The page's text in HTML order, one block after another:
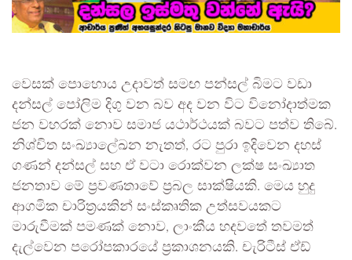
වෙසක් පොහොය උදාවත් සමඟ පන්සල් බිමට වඩා
දන්සල් පෝලිම දිගු වන බව අද වන විට විනෝදාත්මක
ජන වහරක් නොව සමාජ යථාර්ථයක් බවට පත්ව තිබේ.
නිශ්චිත සංඛ්‍යාලේඛන නැතත්, රට පුරා ඉදිවෙන දහස්
ගණන් දන්සල් සහ ඒ වටා රොක්වන ලක්ෂ සංඛ්‍යාත
ජනතාව මේ ප්‍රවණතාවේ ප්‍රබල සාක්ෂියකි. මෙය හුදු
ආගමික චාරිත්‍රයකින් සංස්කෘතික උත්සවයකට
මාරුවීමක් පමණක් නොව, ලාංකීය හදවතේ තවමත්
දැල්වෙන පරෝපකාරයේ ප්‍රකාශනයකි. චැරිටීස් ඒඩ්